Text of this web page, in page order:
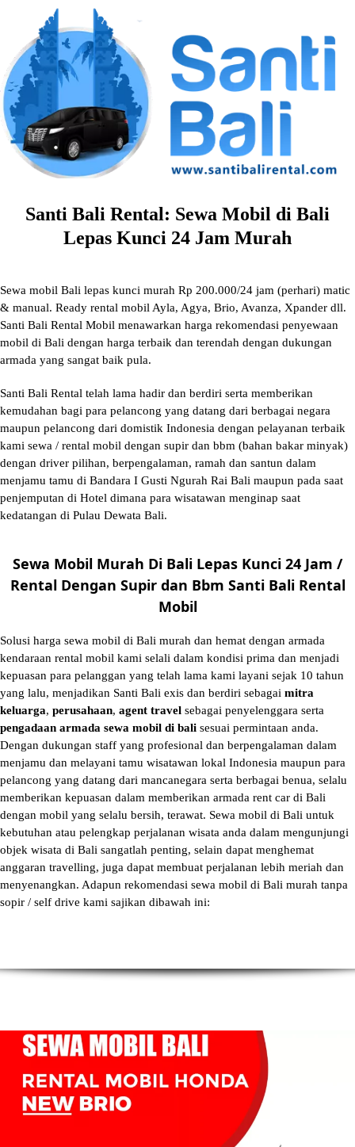
content
Santi Bali Rental: Sewa Mobil di Bali
Lepas Kunci 24 Jam Murah
Sewa mobil Bali lepas kunci murah Rp 200.000/24 jam (perhari) matic
& manual. Ready rental mobil Ayla, Agya, Brio, Avanza, Xpander dll.
Santi Bali Rental Mobil menawarkan harga rekomendasi penyewaan
mobil di Bali dengan harga terbaik dan terendah dengan dukungan
armada yang sangat baik pula.
Santi Bali Rental telah lama hadir dan berdiri serta memberikan
kemudahan bagi para pelancong yang datang dari berbagai negara
maupun pelancong dari domistik Indonesia dengan pelayanan terbaik
kami sewa / rental mobil dengan supir dan bbm (bahan bakar minyak)
dengan driver pilihan, berpengalaman, ramah dan santun dalam
menjamu tamu di Bandara I Gusti Ngurah Rai Bali maupun pada saat
penjemputan di Hotel dimana para wisatawan menginap saat
kedatangan di Pulau Dewata Bali.
Sewa Mobil Murah Di Bali Lepas Kunci 24 Jam /
Rental Dengan Supir dan Bbm Santi Bali Rental
Mobil
Solusi harga sewa mobil di Bali murah dan hemat dengan armada
kendaraan rental mobil kami selali dalam kondisi prima dan menjadi
kepuasan para pelanggan yang telah lama kami layani sejak 10 tahun
yang lalu, menjadikan Santi Bali exis dan berdiri sebagai mitra
keluarga, perusahaan, agent travel sebagai penyelenggara serta
pengadaan armada sewa mobil di bali sesuai permintaan anda.
Dengan dukungan staff yang profesional dan berpengalaman dalam
menjamu dan melayani tamu wisatawan lokal Indonesia maupun para
pelancong yang datang dari mancanegara serta berbagai benua, selalu
memberikan kepuasan dalam memberikan armada rent car di Bali
dengan mobil yang selalu bersih, terawat. Sewa mobil di Bali untuk
kebutuhan atau pelengkap perjalanan wisata anda dalam mengunjungi
objek wisata di Bali sangatlah penting, selain dapat menghemat
anggaran travelling, juga dapat membuat perjalanan lebih meriah dan
menyenangkan. Adapun rekomendasi sewa mobil di Bali murah tanpa
sopir / self drive kami sajikan dibawah ini: